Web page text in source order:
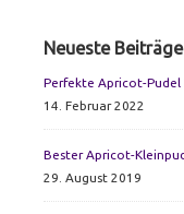
Primary
Sidebar
Neueste Beiträge
Perfekte Apricot-Pudel
14. Februar 2022
Bester Apricot-
29. August 2019